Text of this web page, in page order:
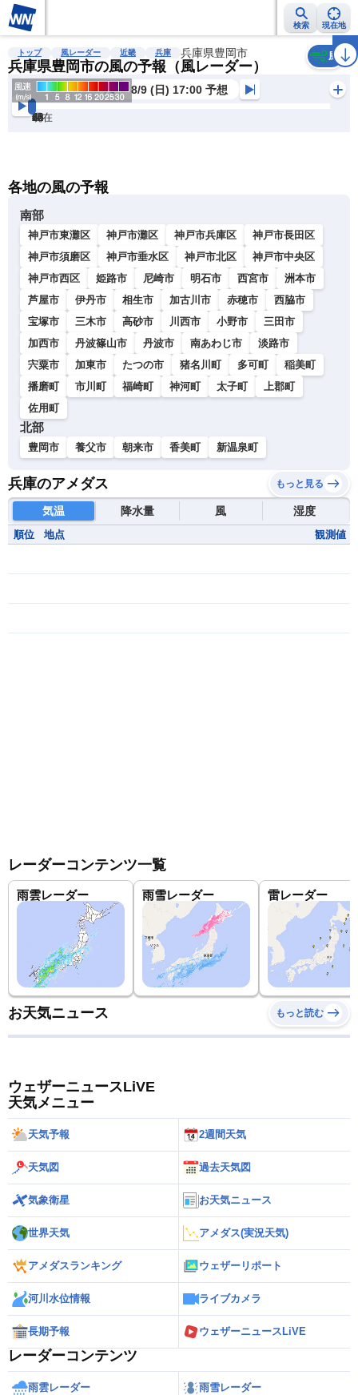
検索 現在地
雨雲レーダー 台風情報 地震情報 警報・注意報 2週間天気 ラ
トップ 風レーダー 近畿 兵庫 兵庫県豊岡市
兵庫県豊岡市の風の予報（風レーダー）
風
8/9 (日) 17:00 予想
現在
6h
12
24
36
48
60
72
各地の風の予報
南部
神戸市東灘区 神戸市灘区 神戸市兵庫区
神戸市長田区
神戸市須磨区
神戸市垂水区 神戸市北区
神戸市中央区
神戸市西区
姫路市 尼崎市 明石市 西宮市
洲本市
芦屋市
伊丹市 相生市 加古川市 赤穂市
西脇市
宝塚市
三木市 高砂市 川西市 小野市
三田市
加西市
丹波篠山市 丹波市 南あわじ市
淡路市
宍粟市
加東市 たつの市 猪名川町 多可町
稲美町
播磨町
市川町 福崎町 神河町 太子町
上郡町
佐用町
北部
豊岡市 養父市 朝来市 香美町 新温泉町
兵庫のアメダス もっと見る
気温 降水量 風 湿度
順位 地点 観測値
レーダーコンテンツ一覧
雨雲レーダー 雨雪レーダー 雷レーダー
お天気ニュース もっと読む
ウェザーニュースLiVE
天気メニュー
天気予報 2週間天気
天気図 過去天気図
気象衛星 お天気ニュース
世界天気 アメダス(実況天気)
アメダスランキング ウェザーリポート
河川水位情報 ライブカメラ
長期予報 ウェザーニュースLiVE
レーダーコンテンツ
雨雲レーダー 雨雪レーダー